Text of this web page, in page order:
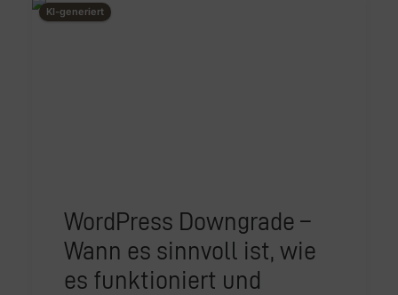
KI-generiert
WordPress Downgrade –
Wann es sinnvoll ist, wie
es funktioniert und